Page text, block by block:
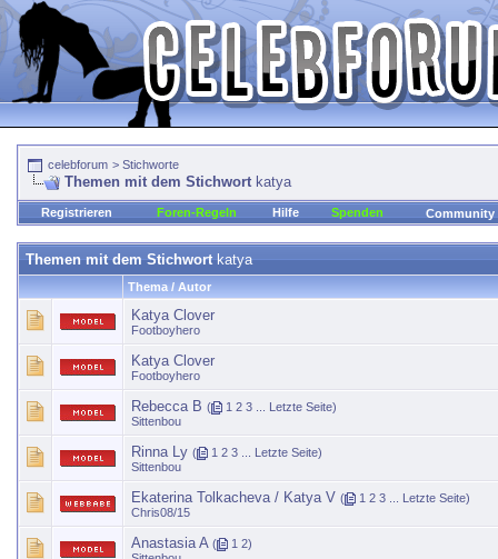
celebforum > Stichworte
Themen mit dem Stichwort katya
Registrieren Foren-Regeln Hilfe Spenden Community
Themen mit dem Stichwortkatya
Thema / Autor
Katya Clover
Footboyhero
Katya Clover
Footboyhero
Rebecca B ( 1 2 3 Letzte Seite)
Sittenbou
Rinna Ly ( 1 2 3 Letzte Seite)
Sittenbou
Ekaterina Tolkacheva / Katya V ( 1 2 3 Letzte Seite)
Chris08/15
Anastasia A ( 1 2)